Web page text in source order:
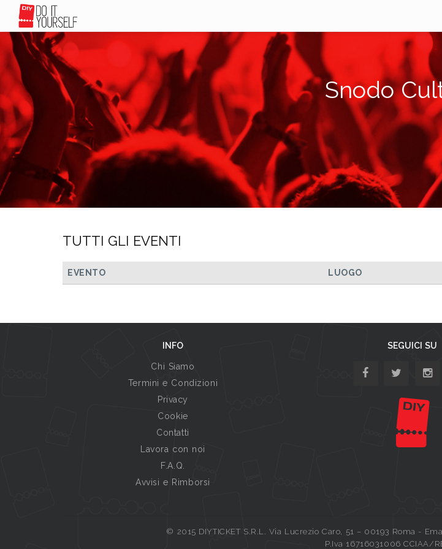
Snodo
TUTTI GLI EVENTI
EVENTO LUOGO
INFO
Chi Siamo
Termini e Condizioni
Privacy
Cookie
Contatti
Lavora con noi
F.A.Q.
Avvisi e Rimborsi
SEGUICI SU
© 2015 DIYTICKET S.R.L. Via Lucrezio Caro, 51 – 00193 Roma -
P.Iva 16716031006 CCIAA/